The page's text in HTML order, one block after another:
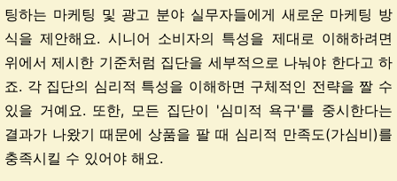
팅하는 마케팅 및 광고 분야 실무자들에게 새로운 마케팅 방
식을 제안해요. 시니어 소비자의 특성을 제대로 이해하려면
위에서 제시한 기준처럼 집단을 세부적으로 나눠야 한다고 하
죠. 각 집단의 심리적 특성을 이해하면 구체적인 전략을 짤 수
있을 거예요. 또한, 모든 집단이 '심미적 욕구'를 중시한다는
결과가 나왔기 때문에 상품을 팔 때 심리적 만족도(가심비)를
충족시킬 수 있어야 해요.